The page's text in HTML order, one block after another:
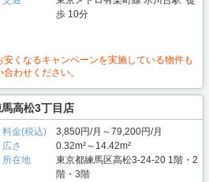
歩 10分
くなるキャンペーンを実施している物件も
わせください。
高松3丁目店
料金(税込)
3,850円/月～79,200円/月
広さ
0.32m²～14.42m²
所在地
東京都練馬区高松3-24-20 1階・2
階・3階